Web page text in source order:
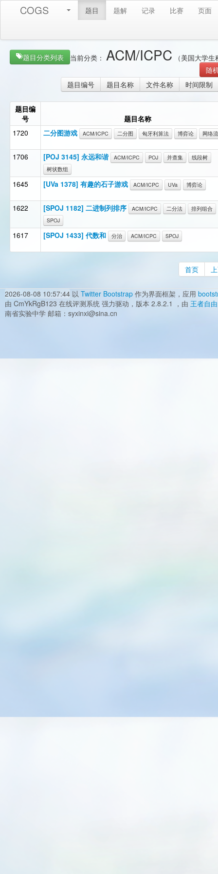
COGS 题目 题解 记录 比赛 页面
题目分类列表 当前分类： ACM/ICPC （美国大学
随
题目编号
题目名称 文件名称 时间限制
题目编
号
题目名称
1720
二分图游戏 ACM/ICPC 二分图 匈牙利算法 博弈论 网络流
1706 [POJ 3145] 永远和谐 ACM/ICPC POJ 并查集
线段树
树状数组
1645 [UVa 1378] 有趣的石子游戏 ACM/ICPC UVa 博弈论
1622 [SPOJ 1182] 二进制列排序 ACM/ICPC 二分法
排列组合
SPOJ
1617 [SPOJ 1433] 代数和 分治 ACM/ICPC SPOJ
首页
2026-08-08 10:57:44 以 Twitter Bootstrap 作为界面框架，应用
由 CmYkRgB123 在线评测系统 强力驱动，版本 2.8.2.1 ，由 王者自由
南省实验中学 邮箱：syxinxi@sina.cn